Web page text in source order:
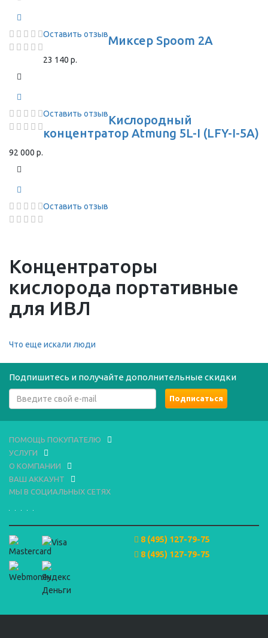
Оставить отзывМиксер Spoom 2A
23 140 р.
Оставить отзывКислородный
концентратор Atmung 5L-I (LFY-I-5A)
92 000 р.
Оставить отзыв
Концентраторы
кислорода портативные
для ИВЛ
Что еще искали люди
Подпишитесь и получайте дополнительные скидки
ПОМОЩЬ ПОКУПАТЕЛЮ
УСЛУГИ
О КОМПАНИИ
ВАШ АККАУНТ
МЫ В СОЦИАЛЬНЫХ СЕТЯХ
8 (495) 127-79-75
8 (495) 127-79-75